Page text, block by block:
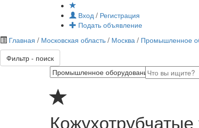
Вход / Регистрация
Подать объявление
Главная / Московская область / Москва / Промышленное
Фильтр - поиск